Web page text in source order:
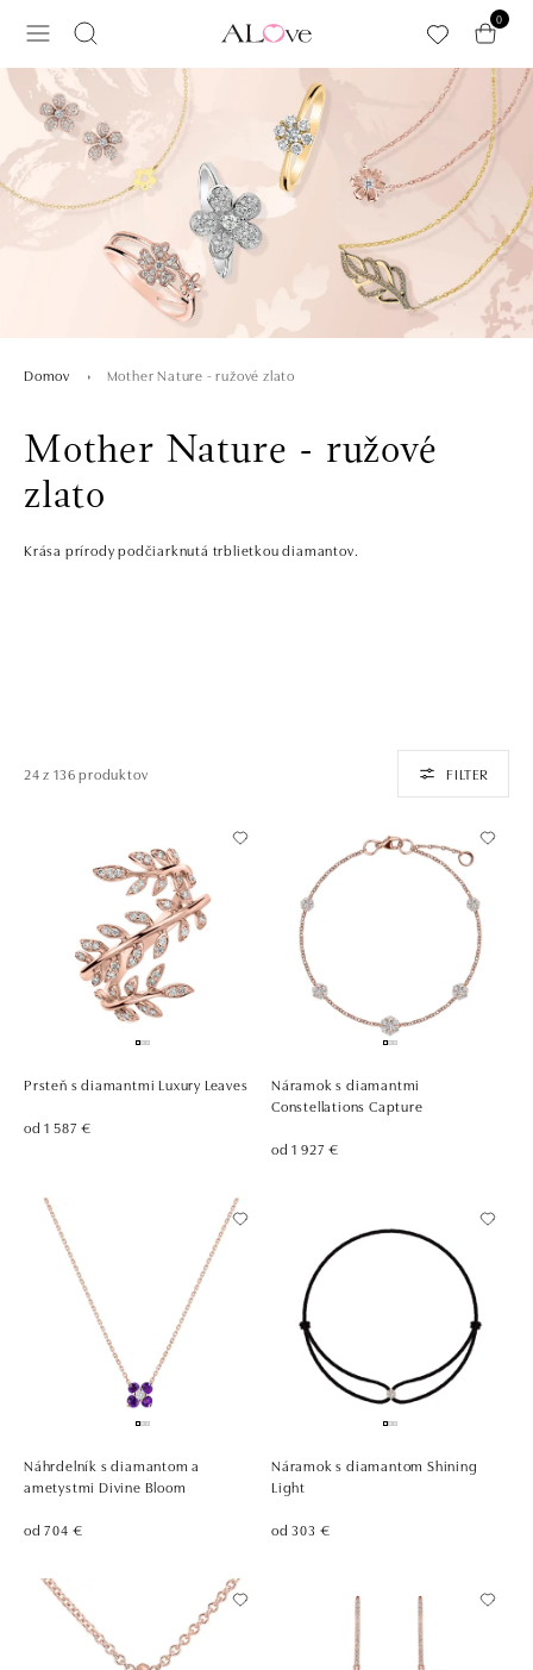
0
Domov Mother Nature - ružové zlato
Mother Nature - ružové
zlato
Krása prírody podčiarknutá trblietkou diamantov.
24 z 136 produktov FILTER
Prsteň s diamantmi Luxury Leaves
od 1 587 €
Náramok s diamantmi
Constellations Capture
od 1 927 €
Náhrdelník s diamantom a
ametystmi Divine Bloom
od 704 €
Náramok s diamantom Shining
Light
od 303 €